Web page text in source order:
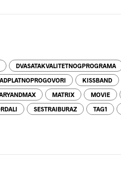
DVASATAKVALITETNOGPROGRAMA
KISSBAND
MATRIX MOVIE
SESTRAIBURAZ TAG1